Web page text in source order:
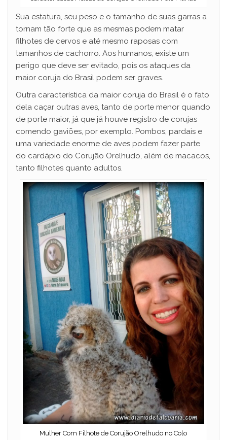
Sua estatura, seu peso e o tamanho de suas garras a
tornam tão forte que as mesmas podem matar
filhotes de cervos e até mesmo raposas com
tamanhos de cachorro. Aos humanos, existe um
perigo que deve ser evitado, pois os ataques da
maior coruja do Brasil podem ser graves.
Outra característica da maior coruja do Brasil é o fato
dela caçar outras aves, tanto de porte menor quando
de porte maior, já que já houve registro de corujas
comendo gaviões, por exemplo. Pombos, pardais e
uma variedade enorme de aves podem fazer parte
do cardápio do Corujão Orelhudo, além de macacos,
tanto filhotes quanto adultos.
Mulher Com Filhote de Corujão Orelhudo no Colo